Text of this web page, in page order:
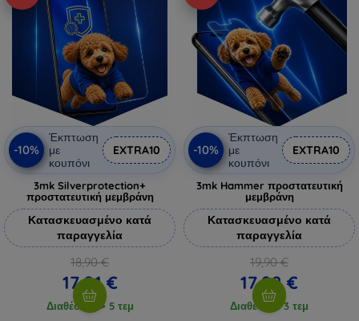
-10%
Έκπτωση
με
κουπόνι
EXTRA10
3mk Silverprotection+
προστατευτική μεμβράνη
Κατασκευασμένο κατά
παραγγελία
18,90 €
17,01 €
Διαθέσιμο > 5 τεμ
-10%
Έκπτωση
με
κουπόνι
EXTRA10
3mk Hammer προστατευτική
μεμβράνη
Κατασκευασμένο κατά
παραγγελία
19,90 €
17,92 €
Διαθέσιμο 3 τεμ